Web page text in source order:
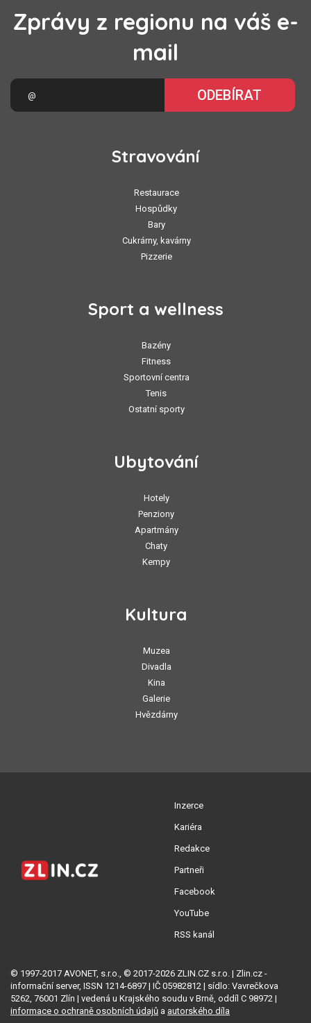
Zprávy z regionu na váš e-
mail
ODEBÍRAT
Stravování
Restaurace
Hospůdky
Bary
Cukrárny, kavárny
Pizzerie
Sport a wellness
Bazény
Fitness
Sportovní centra
Tenis
Ostatní sporty
Ubytování
Hotely
Penziony
Apartmány
Chaty
Kempy
Kultura
Muzea
Divadla
Kina
Galerie
Hvězdárny
Inzerce
Kariéra
Redakce
Partneři
Facebook
YouTube
RSS kanál
© 1997-2017 AVONET, s.r.o., © 2017-2026 ZLIN.CZ s.r.o. | Zlin.cz -
informační server, ISSN 1214-6897 | IČ 05982812 | sídlo: Vavrečkova
5262, 76001 Zlín | vedená u Krajského soudu v Brně, oddíl C 98972 |
informace o ochraně osobních údajů a autorského díla